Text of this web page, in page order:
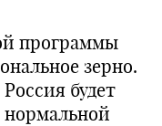
программы
зерно.
будет